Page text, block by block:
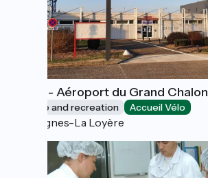
EDEIS - Aéroport du Grand Chalon
Leisure and recreation Accueil Vélo
Fragnes-La Loyère